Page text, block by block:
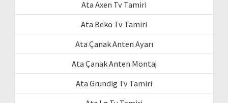
Ata Axen Tv Tamiri
Ata Beko Tv Tamiri
Ata Çanak Anten Ayarı
Ata Çanak Anten Montaj
Ata Grundig Tv Tamiri